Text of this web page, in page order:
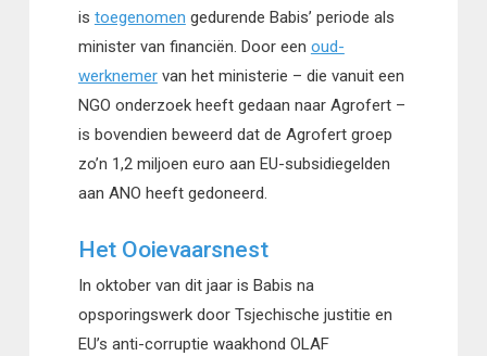
is toegenomen gedurende Babis’ periode als
minister van financiën. Door een oud-
werknemervan het ministerie – die vanuit een
NGO onderzoek heeft gedaan naar Agrofert –
is bovendien beweerd dat de Agrofert groep
zo’n 1,2 miljoen euro aan EU-subsidiegelden
aan ANO heeft gedoneerd.
Het Ooievaarsnest
In oktober van dit jaar is Babis na
opsporingswerk door Tsjechische justitie en
EU’s anti-corruptie waakhond OLAF